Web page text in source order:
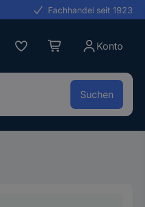
Fachhandel seit 1923
Konto
Suchen